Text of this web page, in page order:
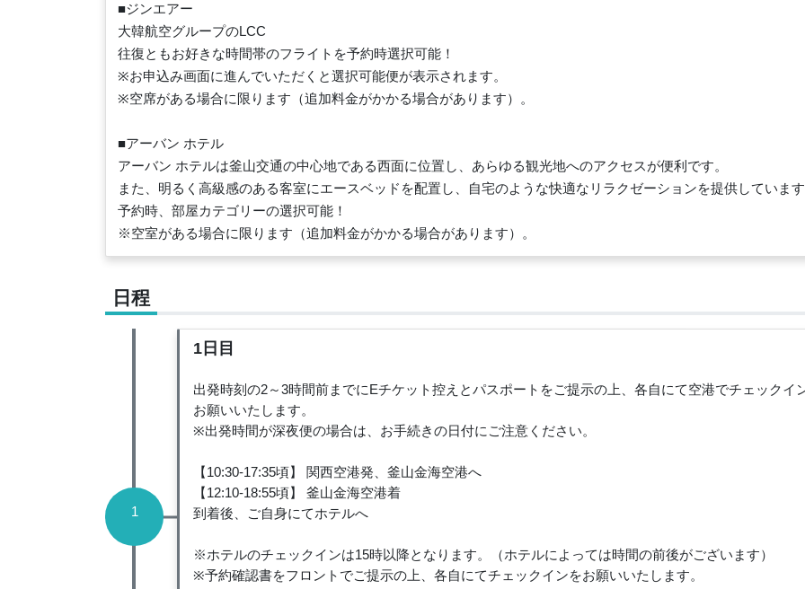
■ジンエアー
大韓航空グループのLCC
往復ともお好きな時間帯のフライトを予約時選択可能！
※お申込み画面に進んでいただくと選択可能便が表示されます。
※空席がある場合に限ります（追加料金がかかる場合があります）。
■アーバン ホテル
アーバン ホテルは釜山交通の中心地である西面に位置し、あらゆる観光地へのアクセスが便利です。
また、明るく高級感のある客室にエースベッドを配置し、自宅のような快適なリラクゼーションを提供していま
予約時、部屋カテゴリーの選択可能！
※空室がある場合に限ります（追加料金がかかる場合があります）。
日程
1
1日目
出発時刻の2～3時間前までにEチケット控えとパスポートをご提示の上、各自にて空港でチェックイ
お願いいたします。
※出発時間が深夜便の場合は、お手続きの日付にご注意ください。
【10:30-17:35頃】 関西空港発、釜山金海空港へ
【12:10-18:55頃】 釜山金海空港着
到着後、ご自身にてホテルへ
※ホテルのチェックインは15時以降となります。（ホテルによっては時間の前後がございます）
※予約確認書をフロントでご提示の上、各自にてチェックインをお願いいたします。